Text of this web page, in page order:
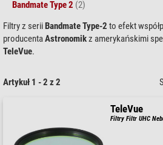
Bandmate Type 2 (2)
Filtry z seriiBandmate Type-2 to efekt
producentaAstronomikz amerykańskimi
TeleVue.
Artykuł 1 - 2 z 2
TeleVue
Filtry Filtr UHC